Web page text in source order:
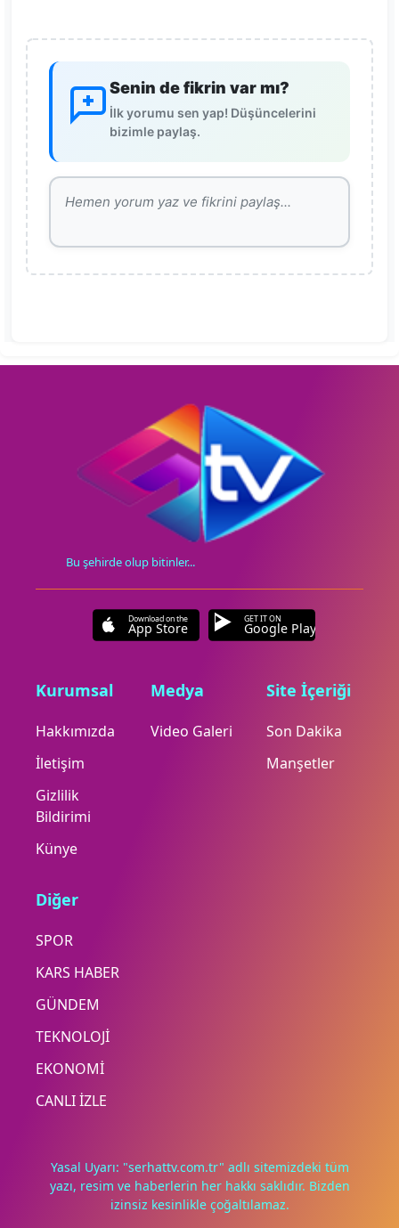
Senin de fikrin var mı?
İlk yorumu sen yap! Düşüncelerini
bizimle paylaş.
Bu şehirde olup bitinler...
Download on the
App Store
GET IT ON
Google Play
Kurumsal
Hakkımızda
İletişim
Gizlilik
Bildirimi
Künye
Medya
Video Galeri
Site İçeriği
Son Dakika
Manşetler
Diğer
SPOR
KARS HABER
GÜNDEM
TEKNOLOJİ
EKONOMİ
CANLI İZLE
Yasal Uyarı: "serhattv.com.tr" adlı sitemizdeki tüm
yazı, resim ve haberlerin her hakkı saklıdır. Bizden
izinsiz kesinlikle çoğaltılamaz.